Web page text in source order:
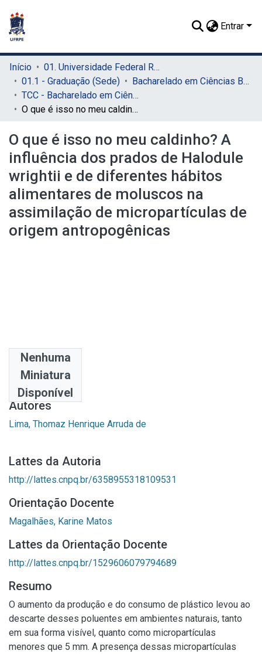
Entrar
Início
01. Universidade Federal Rural de Pernambuco - UFRPE (Sede)
01.1 - Graduação (Sede)
Bacharelado em Ciências Biológicas (Sede)
TCC - Bacharelado em Ciências Biológicas (Sede)
O que é isso no meu caldinho? A influência dos prados de Halodule wrightii e de diferentes hábitos alimentares de moluscos na assimilação de micropartículas de origem antropogênicas
O que é isso no meu caldinho? A
influência dos prados de Halodule
wrightii e de diferentes hábitos
alimentares de moluscos na
assimilação de micropartículas de
origem antropogênicas
Nenhuma
Miniatura
Disponível
Data
2024-08-01
Autores
Lima, Thomaz Henrique Arruda de
Lattes da Autoria
http://lattes.cnpq.br/6358955318109531
Orientação Docente
Magalhães, Karine Matos
Lattes da Orientação Docente
http://lattes.cnpq.br/1529606079794689
Resumo
O aumento da produção e do consumo de plástico levou ao
descarte desses poluentes em ambientes naturais, tanto
em sua forma visível, quanto como micropartículas
menores que 5 mm. A presença dessas micropartículas